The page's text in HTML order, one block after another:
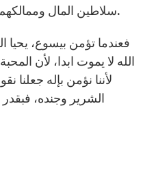
سلاطين المال وممالكهم، التاريخ خير شاهد على ذلك.
فعندما تؤمن بيسوع، يحيا
الله لا يموت ابدا، لأن
لأننا نؤمن بإله
الشرير وجنده،